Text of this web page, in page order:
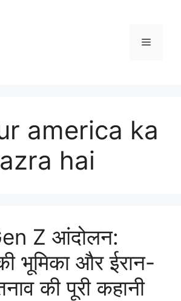
Menu
america ka
hai
Z आंदोलन:
भूमिका और ईरान-
की पूरी कहानी